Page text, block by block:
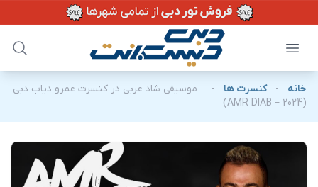
خانه - کنسرت ها -
موسیقی شاد عربی در کنسرت عمرو دیاب دبی
(2024 – AMR DIAB)